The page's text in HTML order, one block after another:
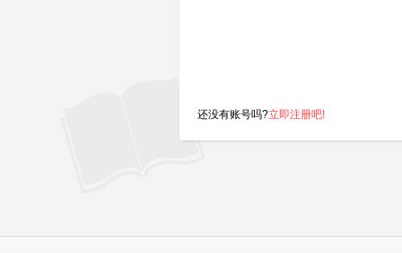
还没有账号吗?立即注册吧!